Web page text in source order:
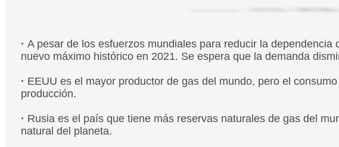
· A pesar de los esfuerzos mundiales para reducir la
nuevo máximo histórico en 2021. Se espera que la demanda
· EEUU es el mayor productor de gas del mundo, pero el
producción.
· Rusia es el país que tiene más reservas naturales de gas del
natural del planeta.